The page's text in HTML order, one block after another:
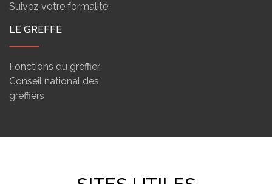
Suivez votre formalité
LE GREFFE
Fonctions du greffier
Conseil national des
greffiers